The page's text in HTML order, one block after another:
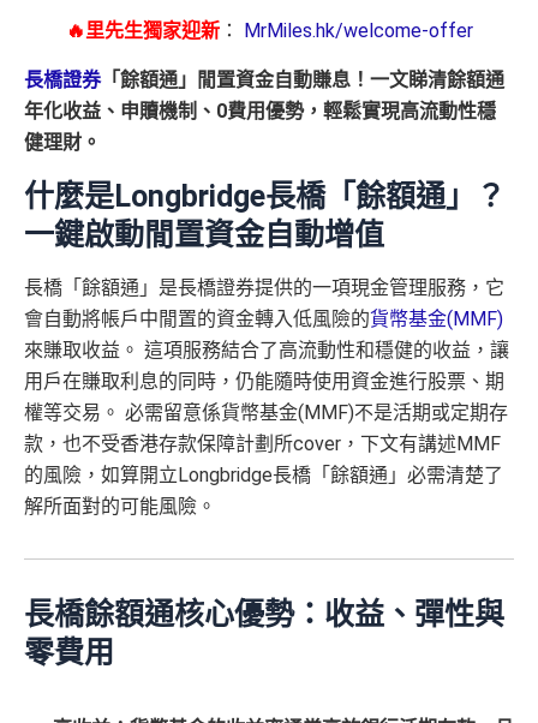
🔥里先生獨家迎新： MrMiles.hk/welcome-offer
長橋證券「餘額通」閒置資金自動賺息！一文睇清餘額通
年化收益、申贖機制、0費用優勢，輕鬆實現高流動性穩
健理財。
什麼是Longbridge長橋「餘額通」？
一鍵啟動閒置資金自動增值
長橋「餘額通」是長橋證券提供的一項現金管理服務，它
會自動將帳戶中閒置的資金轉入低風險的貨幣基金(MMF)
來賺取收益。 這項服務結合了高流動性和穩健的收益，讓
用戶在賺取利息的同時，仍能隨時使用資金進行股票、期
權等交易。 必需留意係貨幣基金(MMF)不是活期或定期存
款，也不受香港存款保障計劃所cover，下文有講述MMF
的風險，如算開立Longbridge長橋「餘額通」必需清楚了
解所面對的可能風險。
長橋餘額通核心優勢：收益、彈性與
零費用